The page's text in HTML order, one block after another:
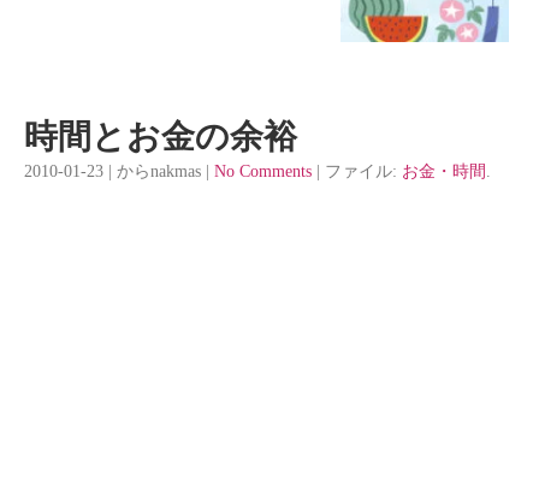
時間とお金の余裕
2010-01-23 | からnakmas | No Comments | ファイル: お金・時間